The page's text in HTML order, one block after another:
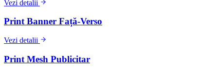
Vezi detalii
Print Banner Față-Verso
Vezi detalii
Print Mesh Publicitar